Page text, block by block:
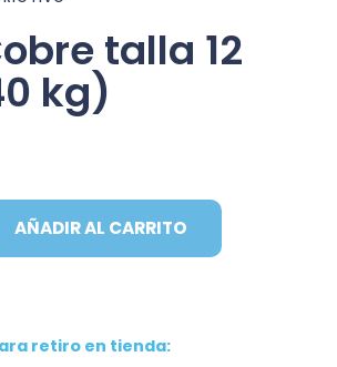
talla 12
kg)
AÑADIR AL CARRITO
retiro en tienda: